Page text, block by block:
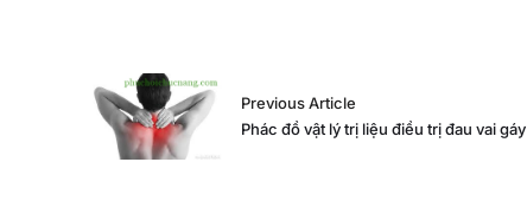
Previous Article
Phác đồ vật lý trị liệu điều trị đau vai gáy